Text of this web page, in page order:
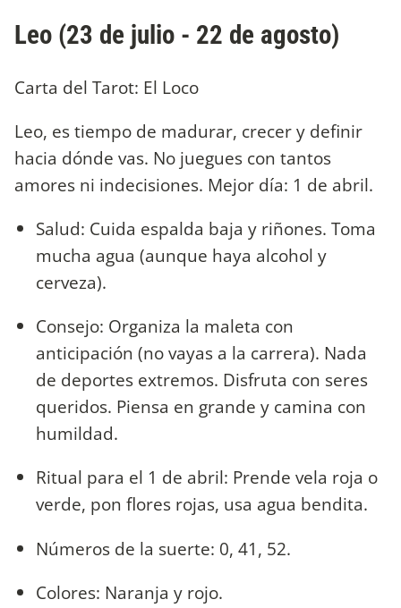
Leo (23 de julio - 22 de agosto)
Carta del Tarot: El Loco
Leo, es tiempo de madurar, crecer y definir
hacia dónde vas. No juegues con tantos
amores ni indecisiones. Mejor día: 1 de abril.
Salud: Cuida espalda baja y riñones. Toma
mucha agua (aunque haya alcohol y
cerveza).
Consejo: Organiza la maleta con
anticipación (no vayas a la carrera). Nada
de deportes extremos. Disfruta con seres
queridos. Piensa en grande y camina con
humildad.
Ritual para el 1 de abril: Prende vela roja o
verde, pon flores rojas, usa agua bendita.
Números de la suerte: 0, 41, 52.
Colores: Naranja y rojo.